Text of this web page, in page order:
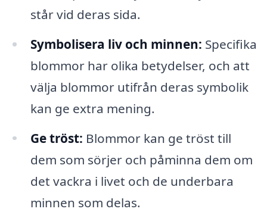
står vid deras sida.
Symbolisera liv och minnen: Specifika
blommor har olika betydelser, och att
välja blommor utifrån deras symbolik
kan ge extra mening.
Ge tröst: Blommor kan ge tröst till
dem som sörjer och påminna dem om
det vackra i livet och de underbara
minnen som delas.